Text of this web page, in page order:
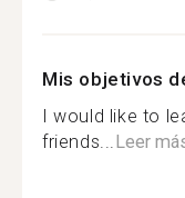
Mis objetivos
I would like to
friends...Leer